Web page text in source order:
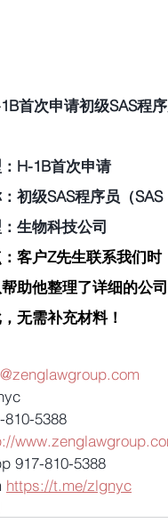
首次申请初级SAS程
H-1B首次申请
初级SAS程序员（SAS
生物科技公司
客户Z先生联系我们
助他整理了详细的公
无需补充材料！
810-5388
917-810-5388
https://t.me/zlgnyc